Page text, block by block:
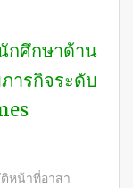
กศึกษาด้าน
ารกิจระดับ
หน้าที่อาสา